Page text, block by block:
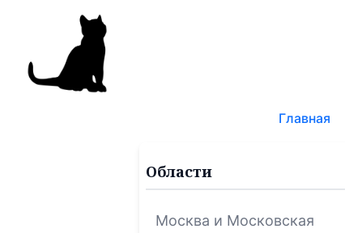
Главнаяпо
Области
Москва и Московская